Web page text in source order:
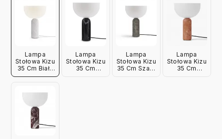
Lampa
Stołowa Kizu
35 Cm Biały
Marmur New
Lampa
Stołowa Kizu
35 Cm
Lampa
Stołowa Kizu
35 Cm Szary
Lampa
Stołowa Kizu
35 Cm